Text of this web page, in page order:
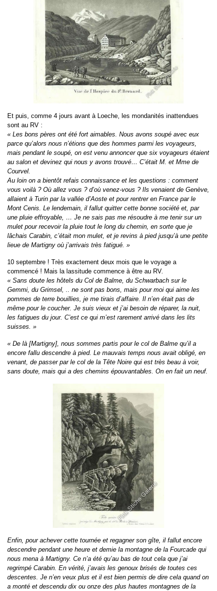
Et puis, comme 4 jours avant à Loeche, les mondanités inattendues
sont au RV :
« Les bons pères ont été fort aimables. Nous avons soupé avec eux
parce qu’alors nous n’étions que des hommes parmi les voyageurs,
mais pendant le soupé, on est venu annoncer que six voyageurs étaient
au salon et devinez qui nous y avons trouvé… C’était M. et Mme de
Courvel.
Au loin on a bientôt refais connaissance et les questions : comment
vous voilà ? Où allez vous ? d’où venez-vous ? Ils venaient de Genève,
allaient à Turin par la vallée d’Aoste et pour rentrer en France par le
Mont Cenis. Le lendemain, il fallut quitter cette bonne société et, par
une pluie effroyable, … Je ne sais pas me résoudre à me tenir sur un
mulet pour recevoir la pluie tout le long du chemin, en sorte que je
lâchais Carabin, c’était mon mulet, et je revins à pied jusqu’à une petite
lieue de Martigny où j’arrivais très fatigué. »
10 septembre ! Très exactement deux mois que le voyage a
commencé ! Mais la lassitude commence à être au RV.
« Sans doute les hôtels du Col de Balme, du Schwarbach sur le
Gemmi, du Grimsel, .. ne sont pas bons, mais pour moi qui aime les
pommes de terre bouillies, je me tirais d’affaire. Il n’en était pas de
même pour le coucher. Je suis vieux et j’ai besoin de réparer, la nuit,
les fatigues du jour. C’est ce qui m’est rarement arrivé dans les lits
suisses. »
« De là [Martigny], nous sommes partis pour le col de Balme qu’il a
encore fallu descendre à pied. Le mauvais temps nous avait obligé, en
venant, de passer par le col de la Tête Noire qui est très beau à voir,
sans doute, mais qui a des chemins épouvantables. On en fait un neuf.
Enfin, pour achever cette tournée et regagner son gîte, il fallut encore
descendre pendant une heure et demie la montagne de la Fourcade qui
nous mena à Martigny. Ce n’a été qu’au bas de tout cela que j’ai
regrimpé Carabin. En vérité, j’avais les genoux brisés de toutes ces
descentes. Je n’en veux plus et il est bien permis de dire cela quand on
a monté et descendu dix ou onze des plus hautes montagnes de la